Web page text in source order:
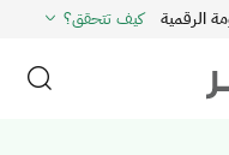
الرقمية كيف تتحقق؟